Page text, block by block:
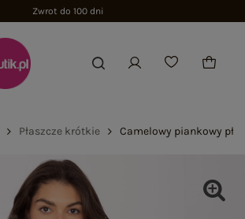
Zwrot do 100 dni
Płaszcze krótkie Camelowy piankowy